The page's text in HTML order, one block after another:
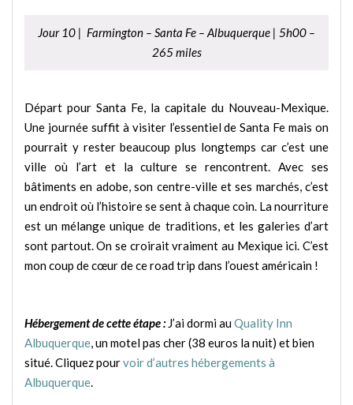
Jour 10 | Farmington – Santa Fe – Albuquerque | 5h00 –
265 miles
Départ pour Santa Fe, la capitale du Nouveau-Mexique.
Une journée suffit à visiter l’essentiel de Santa Fe mais on
pourrait y rester beaucoup plus longtemps car c’est une
ville où l’art et la culture se rencontrent. Avec ses
bâtiments en adobe, son centre-ville et ses marchés, c’est
un endroit où l’histoire se sent à chaque coin. La nourriture
est un mélange unique de traditions, et les galeries d’art
sont partout. On se croirait vraiment au Mexique ici. C’est
mon coup de cœur de ce road trip dans l’ouest américain !
Hébergement de cette étape :J’ai dormi auQuality Inn
Albuquerque, un motel pas cher (38 euros la nuit) et bien
situé. Cliquez pourvoir d’autres hébergements à
Albuquerque.